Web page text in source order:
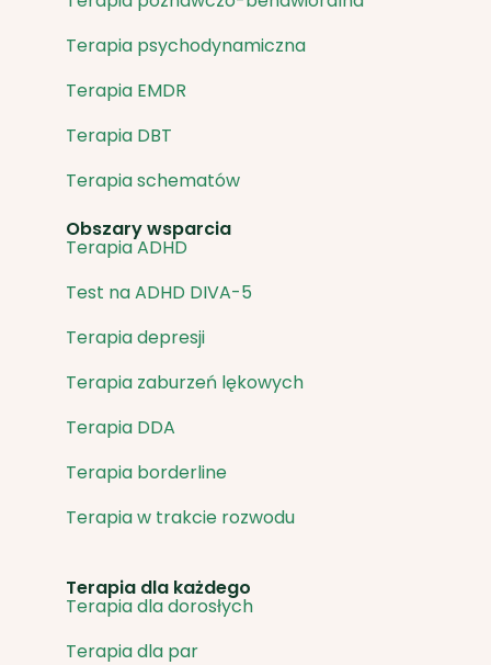
Terapia psychodynamiczna
Terapia EMDR
Terapia DBT
Terapia schematów
Obszary wsparcia
Terapia ADHD
Test na ADHD DIVA-5
Terapia depresji
Terapia zaburzeń lękowych
Terapia DDA
Terapia borderline
Terapia w trakcie rozwodu
Terapia dla każdego
Terapia dla dorosłych
Terapia dla par